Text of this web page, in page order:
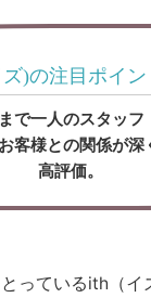
ズ)の注目ポイ
で一人のスタッフ
客様との関係が深
高評価。
っているith（イ